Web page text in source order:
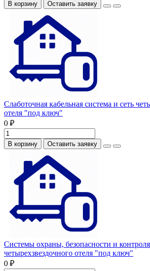
В корзину Оставить заявку
Слаботочная кабельная система и сеть
отеля "под ключ"
0 ₽
В корзину Оставить заявку
Системы охраны, безопасности и
четырехзвездочного отеля "под ключ"
0 ₽